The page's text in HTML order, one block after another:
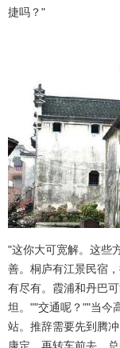
捷吗？"
"这你大可宽解。这些
善。桐庐有江景民宿
有尽有。霞浦和丹巴
坦。""交通呢？""当今
站。推辞需要先到腾
康定，再转车前去。